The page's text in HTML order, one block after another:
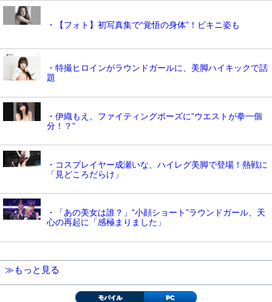
・【フォト】初写真集で“覚悟の身体”！ビキニ姿も
・特撮ヒロインがラウンドガールに、美脚ハイキックで話
題
・伊織もえ、ファイティングポーズに”ウエストが拳一個
分！？”
・コスプレイヤー成瀬いな、ハイレグ美脚で登場！熱戦に
「見どころだらけ」
・「あの美女は誰？」”小顔ショート”ラウンドガール、天
心の再起に「感極まりました」
≫もっと見る
モバイル PC